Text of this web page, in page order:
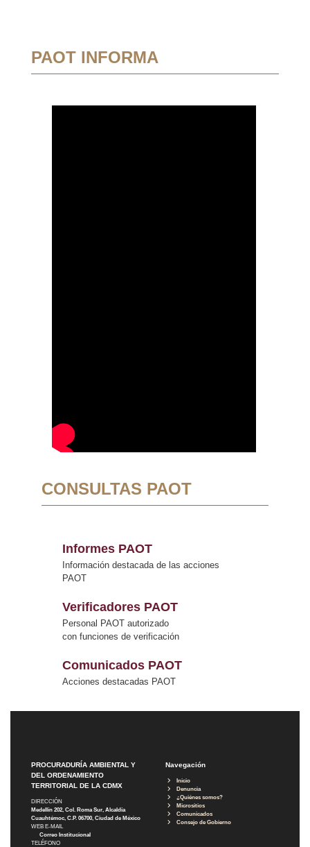
PAOT INFORMA
CONSULTAS PAOT
Informes PAOT
Información destacada de las acciones
PAOT
Verificadores PAOT
Personal PAOT autorizado
con funciones de verificación
Comunicados PAOT
Acciones destacadas PAOT
PROCURADURÍA AMBIENTAL Y
DEL ORDENAMIENTO
TERRITORIAL DE LA CDMX
DIRECCIÓN
Medellín 202, Col. Roma Sur, Alcaldía
Cuauhtémoc, C.P. 06700, Ciudad de México
WEB E-MAIL
Correo Institucional
TELÉFONO
Navegación
Inicio
Denuncia
¿Quiénes somos?
Micrositios
Comunicados
Consejo de Gobierno